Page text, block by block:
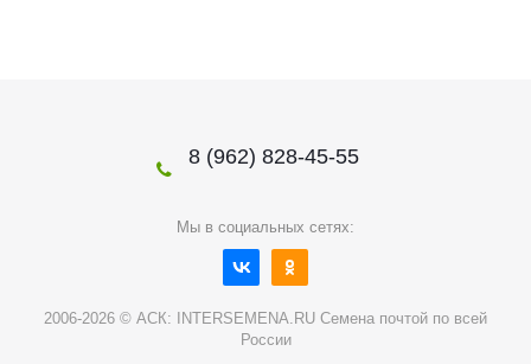
8 (962) 828-45-55
Мы в социальных сетях:
2006-2026 © АСК: INTERSEMENA.RU Семена почтой по всей
России